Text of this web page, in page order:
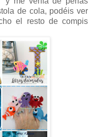
de cola, podéis ver
el resto de compis